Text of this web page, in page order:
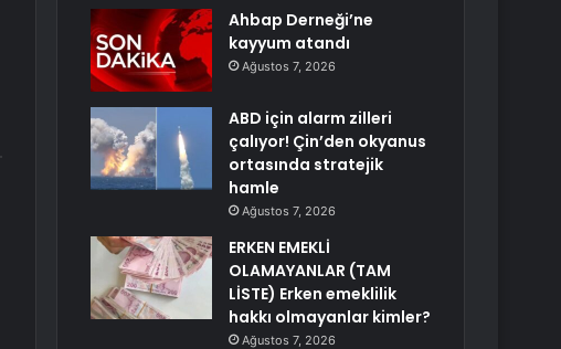
Ahbap Derneği’ne
kayyum atandı
Ağustos 7, 2026
ABD için alarm zilleri
çalıyor! Çin’den okyanus
ortasında stratejik
hamle
Ağustos 7, 2026
ERKEN EMEKLİ
OLAMAYANLAR (TAM
LİSTE) Erken emeklilik
hakkı olmayanlar kimler?
Ağustos 7, 2026